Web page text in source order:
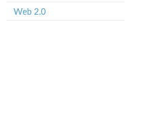
Web 2.0